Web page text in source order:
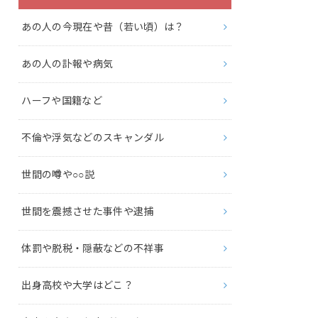
あの人の今現在や昔（若い頃）は？
あの人の訃報や病気
ハーフや国籍など
不倫や浮気などのスキャンダル
世間の噂や○○説
世間を震撼させた事件や逮捕
体罰や脱税・隠蔽などの不祥事
出身高校や大学はどこ？